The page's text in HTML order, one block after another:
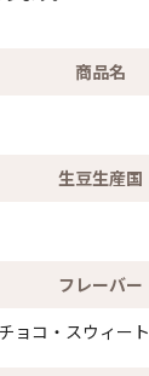
商品名
生豆生産国
フレーバー
ョコ・スウィート